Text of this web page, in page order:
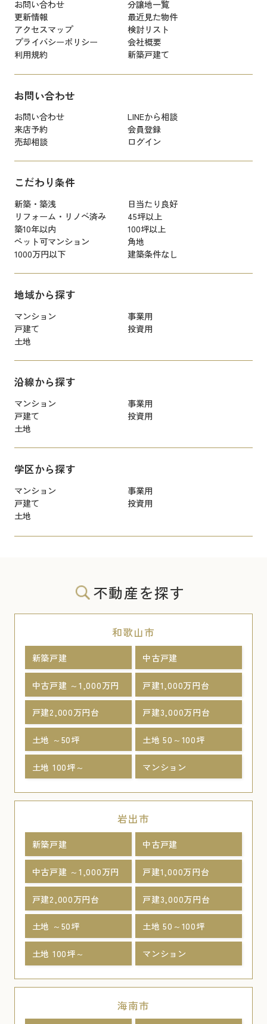
お問い合わせ
分譲地一覧
更新情報
最近見た物件
アクセスマップ
検討リスト
プライバシーポリシー
会社概要
利用規約
新築戸建て
お問い合わせ
お問い合わせ
LINEから相談
来店予約
会員登録
売却相談
ログイン
こだわり条件
新築・築浅
日当たり良好
リフォーム・リノベ済み
45坪以上
築10年以内
100坪以上
ペット可マンション
角地
1000万円以下
建築条件なし
地域から探す
マンション
事業用
戸建て
投資用
土地
沿線から探す
マンション
事業用
戸建て
投資用
土地
学区から探す
マンション
事業用
戸建て
投資用
土地
不動産を探す
和歌山市
新築戸建 中古戸建
中古戸建 ～1,000万円 戸建1,000万円台
戸建2,000万円台 戸建3,000万円台
土地 ～50坪 土地 50～100坪
土地 100坪～ マンション
岩出市
新築戸建 中古戸建
中古戸建 ～1,000万円 戸建1,000万円台
戸建2,000万円台 戸建3,000万円台
土地 ～50坪 土地 50～100坪
土地 100坪～ マンション
海南市